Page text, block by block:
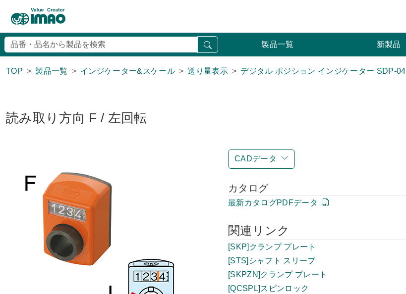
製品一覧 新製品
TOP 製品一覧 インジケーター&スケール 送り量表示 デジタル ポジション インジケーター SDP-04
読み取り方向 F / 左回転
CADデータ
カタログ
最新カタログPDFデータ
関連リンク
[SKP]クランプ プレート
[STS]シャフト スリーブ
[SKPZN]クランプ プレート
[QCSPL]スピンロック